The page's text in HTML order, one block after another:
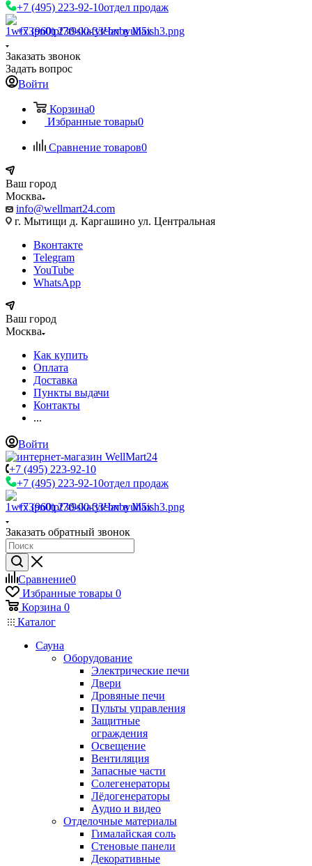
+7 (495) 223-92-10отдел продаж
+7 (960) 230-00-33Чат в Max
Заказать звонок
Задать вопрос
Войти
Корзина0
Избранные товары0
Сравнение товаров0
Ваш город
Москва
info@wellmart24.com
г. Мытищи д. Каргашино ул. Центральная
Вконтакте
Telegram
YouTube
WhatsApp
Ваш город
Москва
Как купить
Оплата
Доставка
Пункты выдачи
Контакты
...
Войти
+7 (495) 223-92-10
+7 (495) 223-92-10отдел продаж
+7 (960) 230-00-33Чат в Max
Заказать обратный звонок
Сравнение0
Избранные товары 0
Корзина 0
Каталог
Сауна
Оборудование
Электрические печи
Двери
Дровяные печи
Пульты управления
Защитные
ограждения
Освещение
Вентиляция
Запасные части
Солегенераторы
Лёдогенераторы
Аудио и видео
Отделочные материалы
Гималайская соль
Стеновые панели
Декоративные